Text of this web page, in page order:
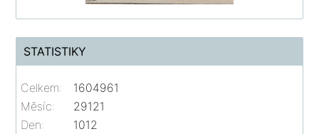
STATISTIKY
Celkem:
1604961
Měsíc:
29121
Den:
1012